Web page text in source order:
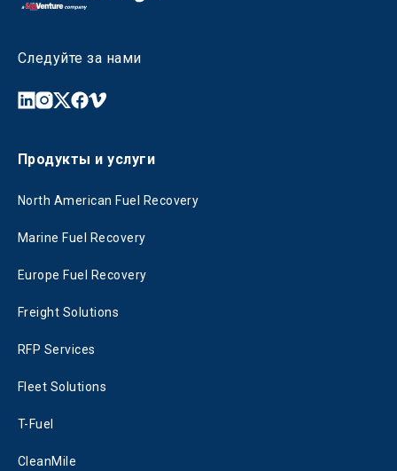
Следуйте за нами
Продукты и услуги
North American Fuel Recovery
Marine Fuel Recovery
Europe Fuel Recovery
Freight Solutions
RFP Services
Fleet Solutions
T-Fuel
CleanMile